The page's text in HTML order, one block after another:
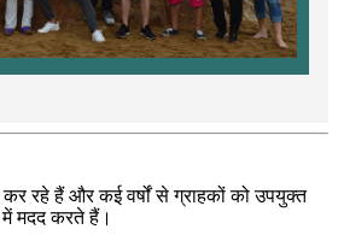
रहे हैं और कई वर्षों से ग्राहकों को उपयुक्त
मदद करते हैं।